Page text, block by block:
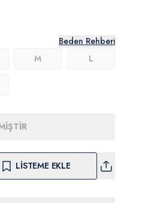
Beden Rehberi
M L
LISTEME EKLE